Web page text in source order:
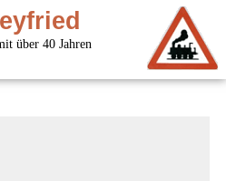
über 40 Jahren